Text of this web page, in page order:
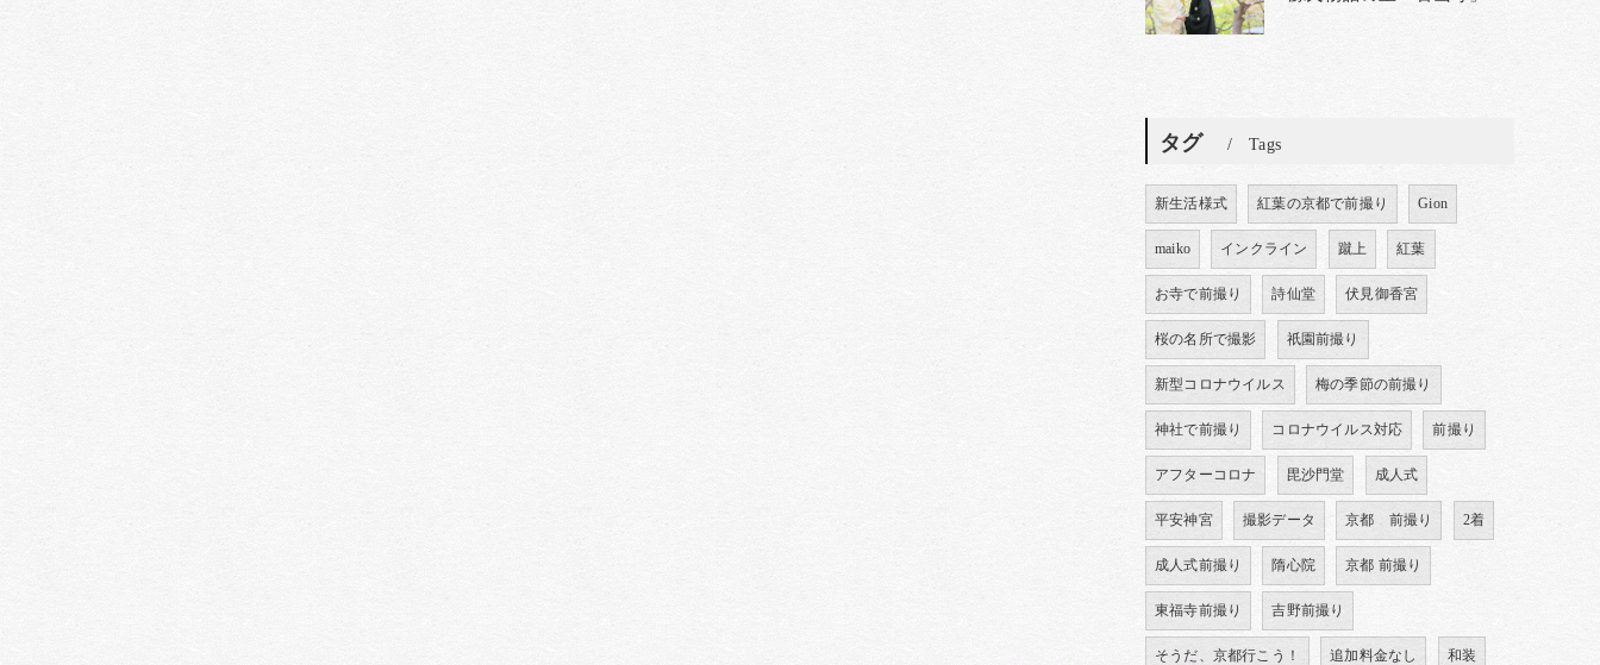
タグ Tags
新生活様式 紅葉の京都で前撮り Gion
maiko インクライン 蹴上 紅葉
お寺で前撮り 詩仙堂 伏見御香宮
桜の名所で撮影 祇園前撮り
新型コロナウイルス 梅の季節の前撮り
神社で前撮り コロナウイルス対応 前撮り
アフターコロナ 毘沙門堂 成人式
平安神宮 撮影データ 京都 前撮り 2着
成人式前撮り 隋心院 京都 前撮り
東福寺前撮り 吉野前撮り
そうだ、京都行こう！ 追加料金なし 和装